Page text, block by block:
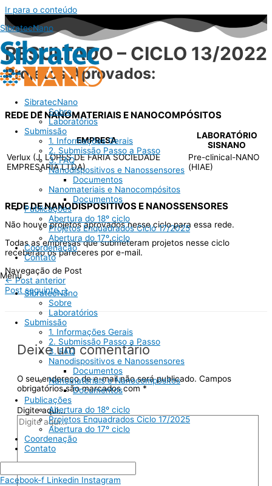
Ir para o conteúdo
SibratecNano
SibratecNano
Sobre
Laboratórios
Submissão
1. Informações Gerais
2. Submissão Passo a Passo
3. FAQ
Nanodispositivos e Nanossensores
Documentos
Nanomateriais e Nanocompósitos
Documentos
Publicações
Abertura do 18º ciclo
Projetos Enquadrados Ciclo 17/2025
Abertura do 17º ciclo
Coordenação
Contato
Menu
SibratecNano
Sobre
Laboratórios
Submissão
1. Informações Gerais
2. Submissão Passo a Passo
3. FAQ
Nanodispositivos e Nanossensores
Documentos
Nanomateriais e Nanocompósitos
Documentos
Publicações
Abertura do 18º ciclo
Projetos Enquadrados Ciclo 17/2025
Abertura do 17º ciclo
Coordenação
Contato
Facebook-f Linkedin Instagram
RESULTADO – CICLO 13/2022
Projetos Aprovados:
REDE DE NANOMATERIAIS E NANOCOMPÓSITOS
EMPRESA
LABORATÓRIO
SISNANO
Verlux (J. LOPES DE FARIA SOCIEDADE
EMPRESARIA LTDA)
Pre-clinical-NANO
(HIAE)
REDE DE NANODISPOSITIVOS E NANOSSENSORES
Não houve projetos aprovados nesse ciclo para essa rede.
Todas as empresas que submeteram projetos nesse ciclo
receberão os pareceres por e-mail.
Navegação de Post
←Post anterior
Post seguinte→
Deixe um comentário
O seu endereço de e-mail não será publicado. Campos
obrigatórios são marcados com*
Digite aqui...